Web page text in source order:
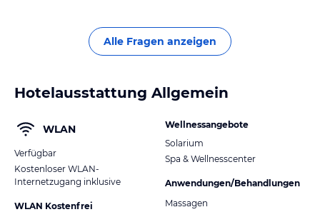
Alle Fragen anzeigen
Hotelausstattung Allgemein
WLAN
Verfügbar
Kostenloser WLAN-
Internetzugang inklusive
WLAN Kostenfrei
Wellnessangebote
Solarium
Spa & Wellnesscenter
Anwendungen/Behandlungen
Massagen